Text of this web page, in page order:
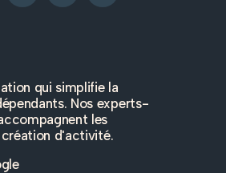
qui simplifie la
Nos experts-
les
création d'activité.